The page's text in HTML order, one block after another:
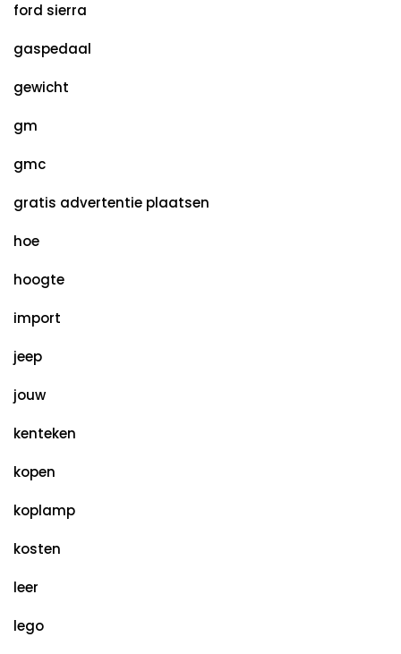
ford sierra
gaspedaal
gewicht
gm
gmc
gratis advertentie plaatsen
hoe
hoogte
import
jeep
jouw
kenteken
kopen
koplamp
kosten
leer
lego